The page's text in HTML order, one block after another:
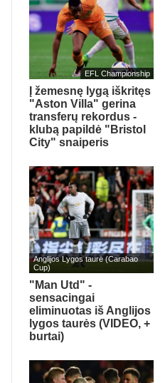
EFL Championship
Į žemesnę lygą iškritęs
"Aston Villa" gerina
transferų rekordus -
klubą papildė "Bristol
City" snaiperis
Anglijos Lygos taurė (Carabao
Cup)
"Man Utd" -
sensacingai
eliminuotas iš Anglijos
lygos taurės (VIDEO, +
burtai)